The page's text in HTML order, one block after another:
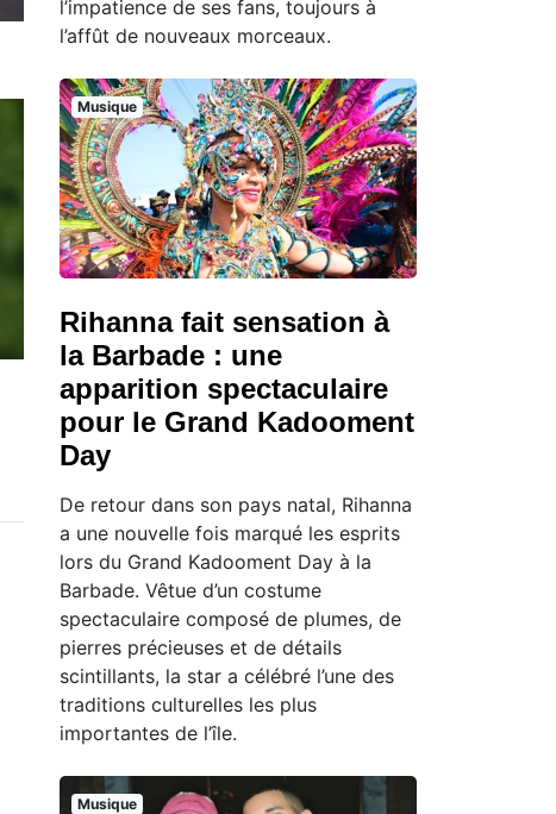
l’impatience de ses fans, toujours à
l’affût de nouveaux morceaux.
Musique
Rihanna fait sensation à
la Barbade : une
apparition spectaculaire
pour le Grand Kadooment
Day
De retour dans son pays natal, Rihanna
a une nouvelle fois marqué les esprits
lors du Grand Kadooment Day à la
Barbade. Vêtue d’un costume
spectaculaire composé de plumes, de
pierres précieuses et de détails
scintillants, la star a célébré l’une des
traditions culturelles les plus
importantes de l’île.
Musique